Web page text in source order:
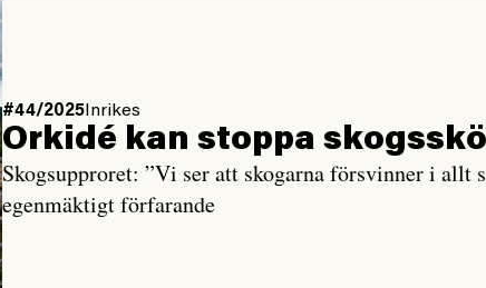
#44/2025Inrikes
Orkidé kan stoppa
Skogsupproret: ”Vi ser att skogarna försvinner i allt
egenmäktigt förfarande